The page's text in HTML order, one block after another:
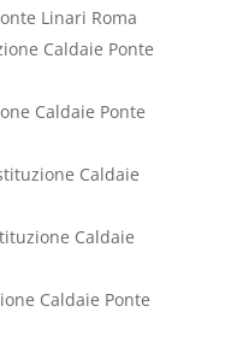
Linari Roma
Caldaie Ponte
Caldaie Ponte
Caldaie
Caldaie
Caldaie Ponte